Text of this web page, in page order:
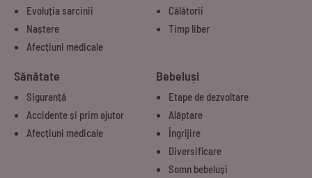
Evoluția sarcinii
Naștere
Afecțiuni medicale
Călătorii
Timp liber
Sănătate
Siguranță
Accidente și prim ajutor
Afecțiuni medicale
Bebeluși
Etape de dezvoltare
Alăptare
Îngrijire
Diversificare
Somn bebeluși